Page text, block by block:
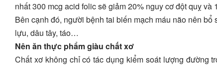
nhất 300 mcg acid folic sẽ giảm 20% nguy cơ đột quỵ
Bên cạnh đó, người bệnh tai biến mạch máu não nên
lựu, dâu tây, táo…
Nên ăn thực phẩm giàu chất xơ
Chất xơ không chỉ có tác dụng kiểm soát lượng đường